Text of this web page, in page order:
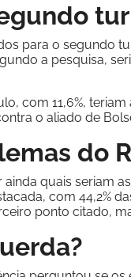
para o segundo
a pesquisa,
com 11,6%,
o aliado de
do
quais seriam
com 44,2%
ponto citado,